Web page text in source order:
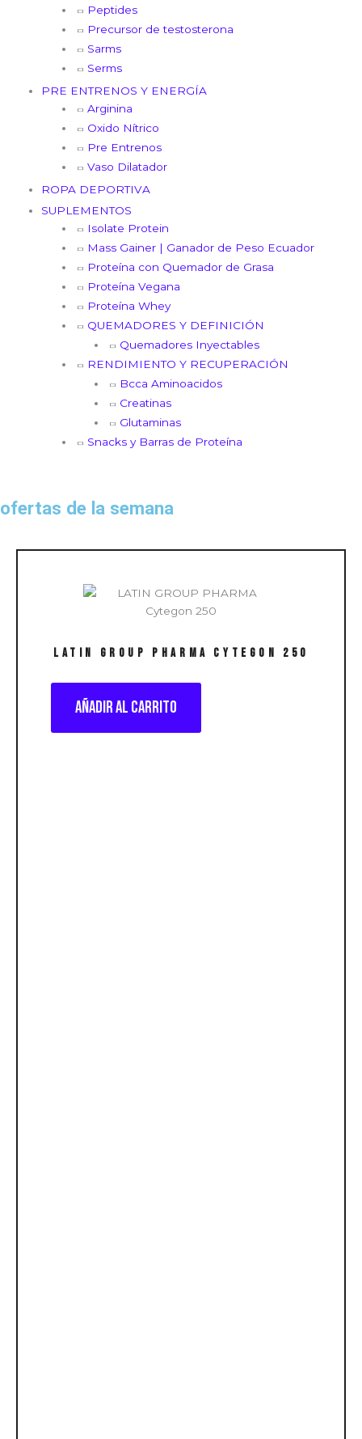
Peptides
Precursor de testosterona
Sarms
Serms
PRE ENTRENOS Y ENERGÍA
Arginina
Oxido Nítrico
Pre Entrenos
Vaso Dilatador
ROPA DEPORTIVA
SUPLEMENTOS
Isolate Protein
Mass Gainer | Ganador de Peso Ecuador
Proteína con Quemador de Grasa
Proteína Vegana
Proteína Whey
QUEMADORES Y DEFINICIÓN
Quemadores Inyectables
RENDIMIENTO Y RECUPERACIÓN
Bcca Aminoacidos
Creatinas
Glutaminas
Snacks y Barras de Proteína
ofertas de la semana
LATIN GROUP PHARMA Cytegon 250
Añadir al carrito